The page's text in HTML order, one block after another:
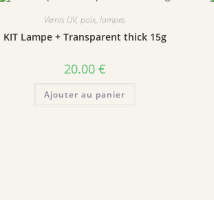
Vernis UV, poix, lampes
KIT Lampe + Transparent thick 15g
20.00 €
Ajouter au panier